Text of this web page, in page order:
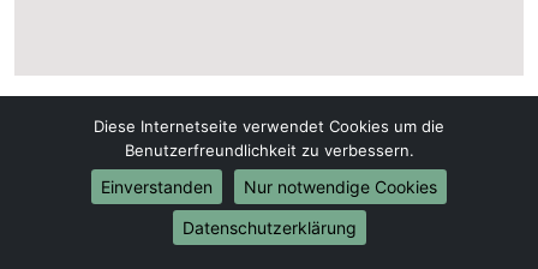
Erlangen-Umzugsunternehmen.de
Diese Internetseite verwendet Cookies um die
Benutzerfreundlichkeit zu verbessern.
Einverstanden
Nur notwendige Cookies
Datenschutzerklärung